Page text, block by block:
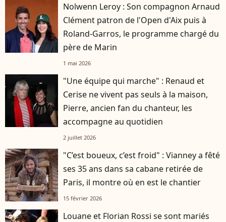
Nolwenn Leroy : Son compagnon Arnaud
Clément patron de l'Open d'Aix puis à
Roland-Garros, le programme chargé du
père de Marin
1 mai 2026
"Une équipe qui marche" : Renaud et
Cerise ne vivent pas seuls à la maison,
Pierre, ancien fan du chanteur, les
accompagne au quotidien
2 juillet 2026
"C’est boueux, c’est froid" : Vianney a fêté
ses 35 ans dans sa cabane retirée de
Paris, il montre où en est le chantier
15 février 2026
Louane et Florian Rossi se sont mariés